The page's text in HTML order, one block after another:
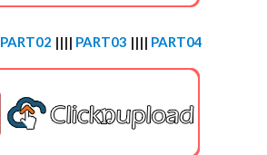
PART02 |||| PART03 |||| PART04